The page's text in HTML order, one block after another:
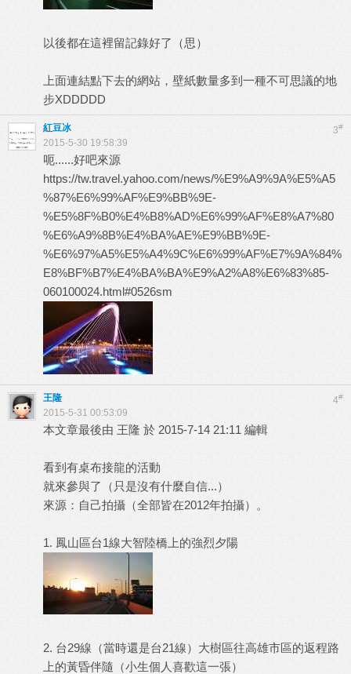
以後都在這裡留記錄好了（思）
上面連結點下去的網站，壁紙數量多到一種不可思議的地
步XDDDDD
3#
紅豆冰
2015-5-30 19:58:39
呃......好吧來源
https://tw.travel.yahoo.com/news/%E9%A9%9A%E5%A5
%87%E6%99%AF%E9%BB%9E-
%E5%8F%B0%E4%B8%AD%E6%99%AF%E8%A7%80
%E6%A9%8B%E4%BA%AE%E9%BB%9E-
%E6%97%A5%E5%A4%9C%E6%99%AF%E7%9A%84%
E8%BF%B7%E4%BA%BA%E9%A2%A8%E6%83%85-
060100024.html#0526sm
4#
王隆
2015-5-31 00:53:09
本文章最後由 王隆 於 2015-7-14 21:11 編輯
看到有桌布接龍的活動
就來參與了（只是沒有什麼自信...）
來源：自己拍攝（全部皆在2012年拍攝）。
1. 鳳山區台1線大智陸橋上的強烈夕陽
2. 台29線（當時還是台21線）大樹區往高雄市區的返程路
上的黃昏伴隨（小生個人喜歡這一張）